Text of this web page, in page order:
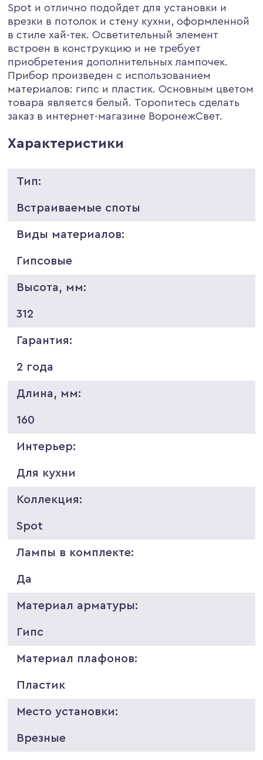
Spot и отлично подойдет для установки и
врезки в потолок и стену кухни, оформленной
в стиле хай-тек. Осветительный элемент
встроен в конструкцию и не требует
приобретения дополнительных лампочек.
Прибор произведен с использованием
материалов: гипс и пластик. Основным цветом
товара является белый. Торопитесь сделать
заказ в интернет-магазине ВоронежСвет.
Характеристики
Тип:
Встраиваемые споты
Виды материалов:
Гипсовые
Высота, мм:
312
Гарантия:
2 года
Длина, мм:
160
Интерьер:
Для кухни
Коллекция:
Spot
Лампы в комплекте:
Да
Материал арматуры:
Гипс
Материал плафонов:
Пластик
Место установки:
Врезные